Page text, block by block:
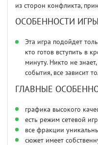
из сторон конфликта,
ОСОБЕННОСТИ ИГРЫ
Эта игра подойдет
кто готов вступить в
минуту. Никто не
события, все зависит
ГЛАВНЫЕ
графика высокого
есть режим сетевой
все фракции
сюжет имеет